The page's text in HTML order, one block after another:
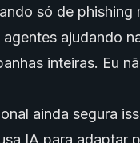
só de phishing
ajudando
inteiras. Eu
ainda segura
IA para adaptar